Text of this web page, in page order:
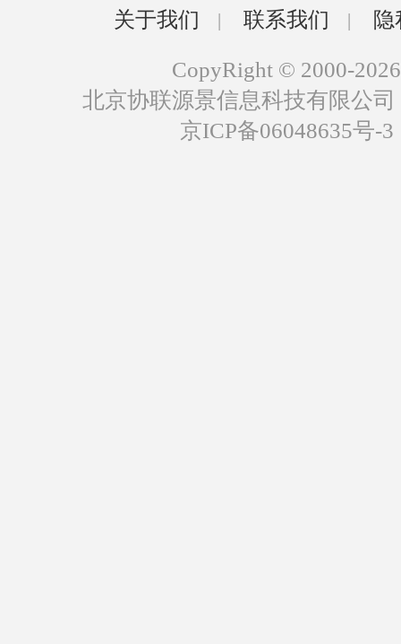
关于我们 | 联系我们 |
CopyRight © 2000-2026
北京协联源景信息科技有限公
京ICP备06048635号-3